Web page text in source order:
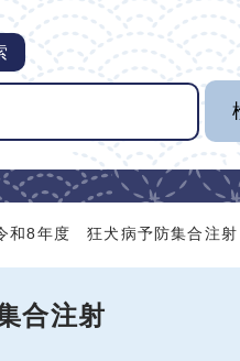
和8年度 狂犬病予防集合注射
合注射